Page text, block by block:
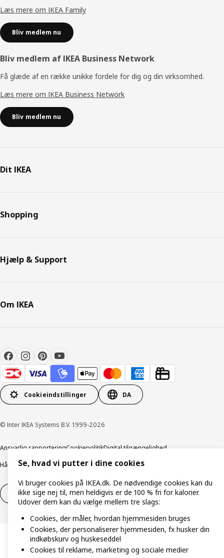
Læs mere om IKEA Family
Bliv medlem nu
Bliv medlem af IKEA Business Network
Få glæde af en række unikke fordele for dig og din virksomhed.
Læs mere om IKEA Business Network
Bliv medlem nu
Dit IKEA
Shopping
Hjælp & Support
Om IKEA
Cookieindstillinger DA
© Inter IKEA Systems B.V. 1999-2026
Ansvarlig rapporteringCookiepolitikDigital tilgængelighed
Håndtering af persondataSalgs- og leveringsbetingelser
Fortryd dit køb Fortryd dit køb af service
Se, hvad vi putter i dine cookies
Vi bruger cookies på IKEA.dk. De nødvendige cookies kan du
ikke sige nej til, men heldigvis er de 100 % fri for kalorier.
Udover dem kan du vælge mellem tre slags:
Cookies, der måler, hvordan hjemmesiden bruges
Cookies, der personaliserer hjemmesiden, fx husker din
indkøbskurv og huskeseddel
Cookies til reklame, marketing og sociale medier